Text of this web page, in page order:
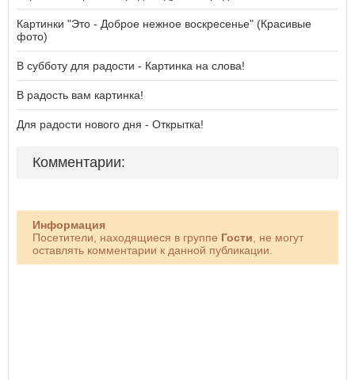
Картинки "Это - Доброе нежное воскресенье" (Красивые
фото)
В субботу для радости - Картинка на слова!
В радость вам картинка!
Для радости нового дня - Открытка!
Комментарии:
Информация
Посетители, находящиеся в группе Гости , не могут
оставлять комментарии к данной публикации.